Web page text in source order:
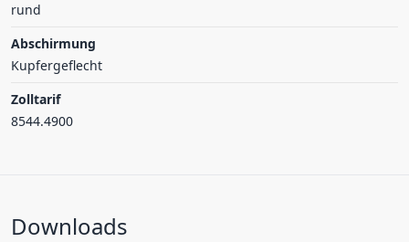
rund
Abschirmung
Kupfergeflecht
Zolltarif
8544.4900
Downloads